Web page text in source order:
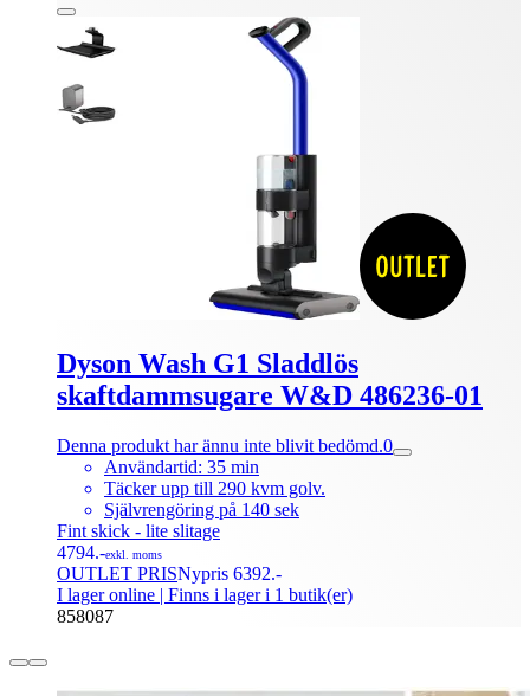
Dyson Wash G1 Sladdlös
skaftdammsugare W&D 486236-01
Denna produkt har ännu inte blivit bedömd.0
Användartid: 35 min
Täcker upp till 290 kvm golv.
Självrengöring på 140 sek
Fint skick - lite slitage
4794.-exkl. moms
OUTLET PRISNypris 6392.-
I lager online | Finns i lager i 1 butik(er)
858087